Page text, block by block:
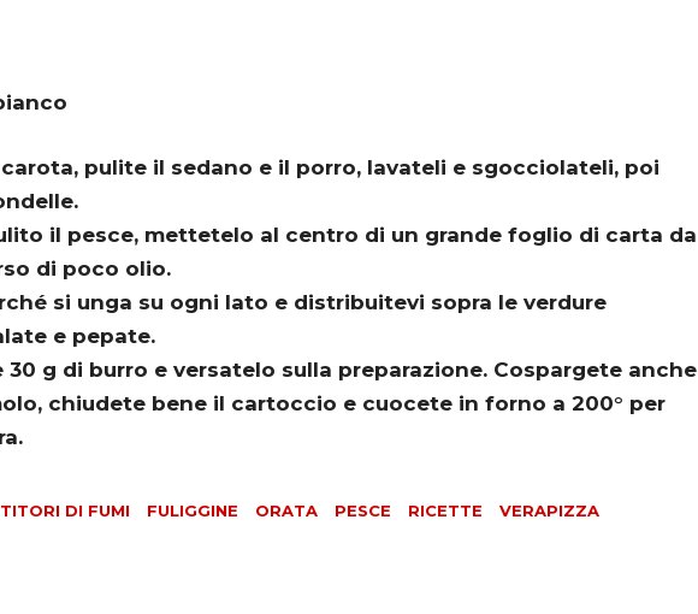
pulite il sedano e il porro, lavateli e sgocciolateli, poi
il pesce, mettetelo al centro di un grande foglio di carta da
di poco olio.
si unga su ogni lato e distribuitevi sopra le verdure
e pepate.
30 g di burro e versatelo sulla preparazione. Cospargete anche
chiudete bene il cartoccio e cuocete in forno a 200° per
DI FUMI FULIGGINE ORATA PESCE RICETTE VERAPIZZA